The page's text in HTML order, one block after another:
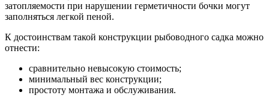
затопляемости при нарушении герметичности бочки могут
заполняться легкой пеной.
К достоинствам такой конструкции рыбоводного садка можно
отнести:
сравнительно невысокую стоимость;
минимальный вес конструкции;
простоту монтажа и обслуживания.